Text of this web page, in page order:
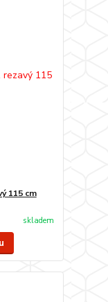
115 cm
skladem